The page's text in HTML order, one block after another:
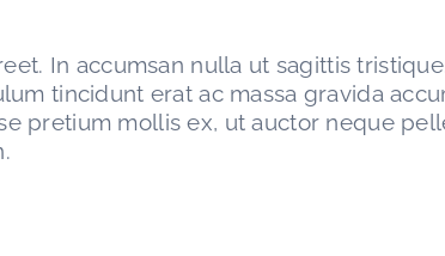
In accumsan nulla ut sagittis
tincidunt erat ac massa gravida
pretium mollis ex, ut auctor neque